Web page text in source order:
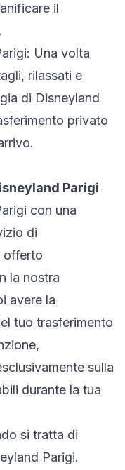
il
Una volta
rilassati e
di Disneyland
privato
Parigi
con una
di
offerto
la nostra
avere la
tuo trasferimento
sulla
durante la tua
si tratta di
Parigi.